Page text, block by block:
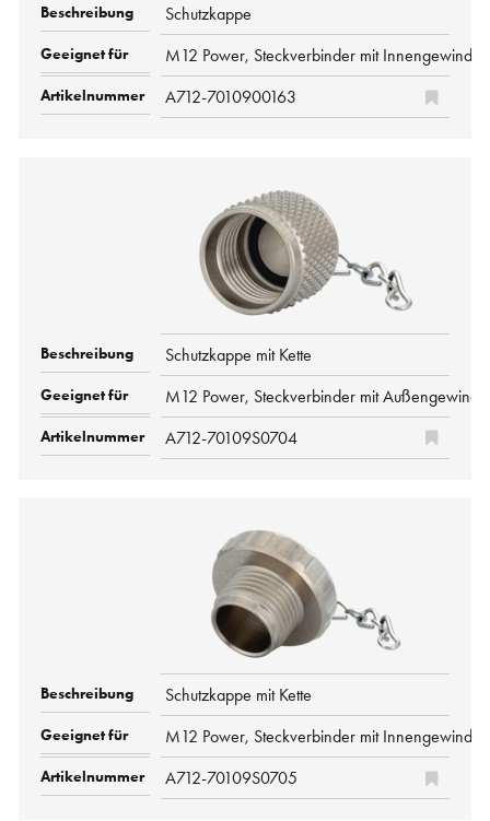
Schutzkappe
M12 Power, Steckverbinder mit Innengewinde
A712-7010900163
Schutzkappe mit Kette
M12 Power, Steckverbinder mit Außengewinde
A712-70109S0704
Schutzkappe mit Kette
M12 Power, Steckverbinder mit Innengewinde
A712-70109S0705